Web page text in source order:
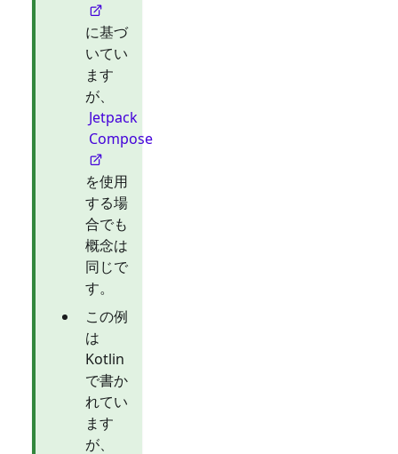
に基づ
いてい
ます
が、
Jetpack
Compose
を使用
する場
合でも
概念は
同じで
す。
この例
は
Kotlin
で書か
れてい
ます
が、